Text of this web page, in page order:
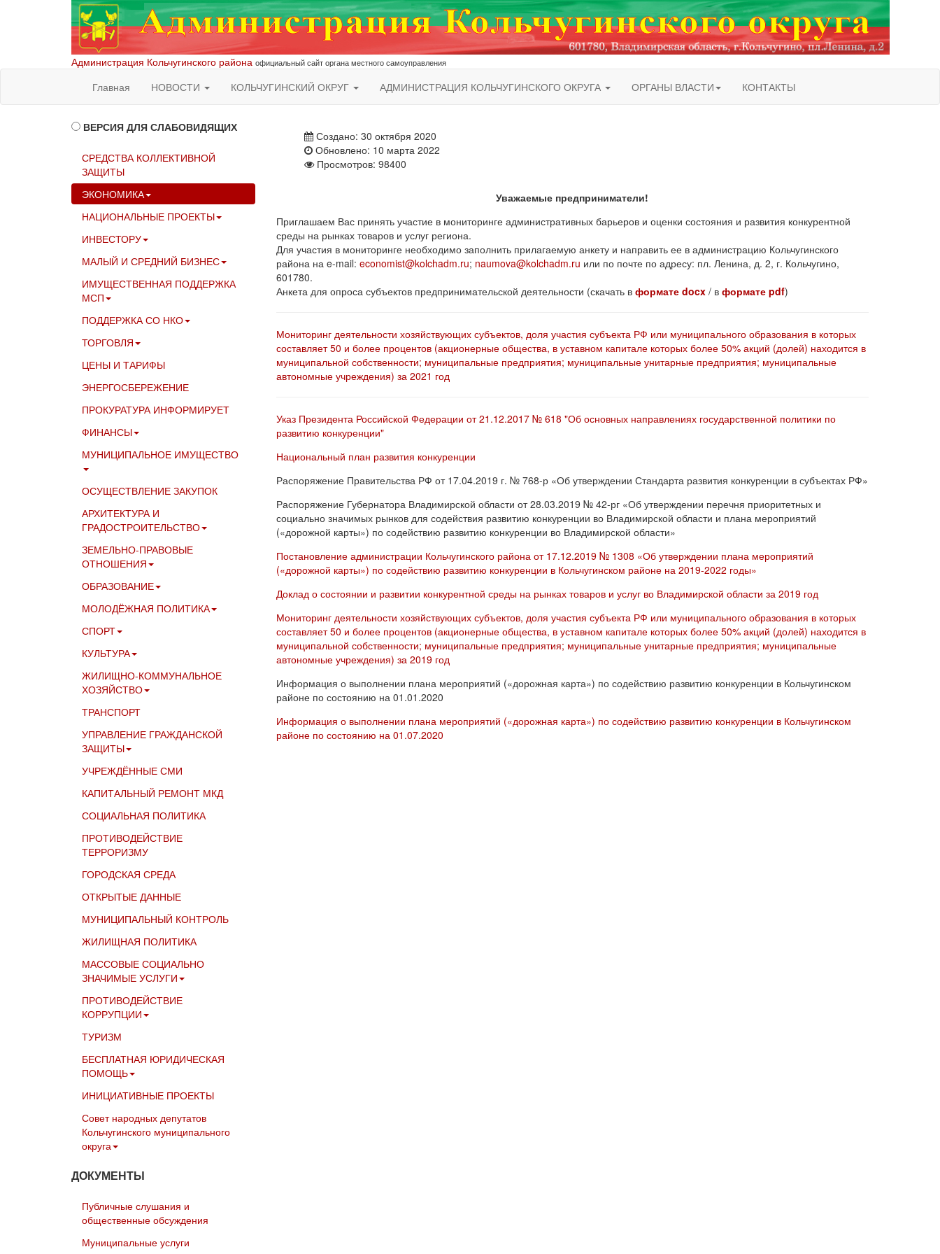
Администрация Кольчугинского района официальный сайт органа местного самоуправления
Главная НОВОСТИ КОЛЬЧУГИНСКИЙ ОКРУГ АДМИНИСТРАЦИЯ КОЛЬЧУГИНСКОГО ОКРУГА ОРГАНЫ ВЛАСТИ КОНТАКТЫ
Создано: 30 октября 2020
Обновлено: 10 марта 2022
Просмотров: 98400
Уважаемые предприниматели!
Приглашаем Вас принять участие в мониторинге административных барьеров и оценки состояния и развития конкурентной
среды на рынках товаров и услуг региона.
Для участия в мониторинге необходимо заполнить прилагаемую анкету и направить ее в администрацию Кольчугинского
района на e-mail: economist@kolchadm.ru; naumova@kolchadm.ru или по почте по адресу: пл. Ленина, д. 2, г. Кольчугино,
601780.
Анкета для опроса субъектов предпринимательской деятельности (скачать в формате docx/ в формате pdf)
Мониторинг деятельности хозяйствующих субъектов, доля участия субъекта РФ или муниципального образования в которых
составляет 50 и более процентов (акционерные общества, в уставном капитале которых более 50% акций (долей) находится в
муниципальной собственности; муниципальные предприятия; муниципальные унитарные предприятия; муниципальные
автономные учреждения) за 2021 год
Указ Президента Российской Федерации от 21.12.2017 № 618 "Об основных направлениях государственной политики по
развитию конкуренции"
Национальный план развития конкуренции
Распоряжение Правительства РФ от 17.04.2019 г. № 768-р «Об утверждении Стандарта развития конкуренции в субъектах РФ»
Распоряжение Губернатора Владимирской области от 28.03.2019 № 42-рг «Об утверждении перечня приоритетных и
социально значимых рынков для содействия развитию конкуренции во Владимирской области и плана мероприятий
(«дорожной карты») по содействию развитию конкуренции во Владимирской области»
Постановление администрации Кольчугинского района от 17.12.2019 № 1308 «Об утверждении плана мероприятий
(«дорожной карты») по содействию развитию конкуренции в Кольчугинском районе на 2019-2022 годы»
Доклад о состоянии и развитии конкурентной среды на рынках товаров и услуг во Владимирской области за 2019 год
Мониторинг деятельности хозяйствующих субъектов, доля участия субъекта РФ или муниципального образования в которых
составляет 50 и более процентов (акционерные общества, в уставном капитале которых более 50% акций (долей) находится в
муниципальной собственности; муниципальные предприятия; муниципальные унитарные предприятия; муниципальные
автономные учреждения) за 2019 год
Информация о выполнении плана мероприятий («дорожная карта») по содействию развитию конкуренции в Кольчугинском
районе по состоянию на 01.01.2020
Информация о выполнении плана мероприятий («дорожная карта») по содействию развитию конкуренции в Кольчугинском
районе по состоянию на 01.07.2020
ВЕРСИЯ ДЛЯ СЛАБОВИДЯЩИХ
СРЕДСТВА КОЛЛЕКТИВНОЙ
ЗАЩИТЫ
ЭКОНОМИКА
НАЦИОНАЛЬНЫЕ ПРОЕКТЫ
ИНВЕСТОРУ
МАЛЫЙ И СРЕДНИЙ БИЗНЕС
ИМУЩЕСТВЕННАЯ ПОДДЕРЖКА
МСП
ПОДДЕРЖКА СО НКО
ТОРГОВЛЯ
ЦЕНЫ И ТАРИФЫ
ЭНЕРГОСБЕРЕЖЕНИЕ
ПРОКУРАТУРА ИНФОРМИРУЕТ
ФИНАНСЫ
МУНИЦИПАЛЬНОЕ ИМУЩЕСТВО
ОСУЩЕСТВЛЕНИЕ ЗАКУПОК
АРХИТЕКТУРА И
ГРАДОСТРОИТЕЛЬСТВО
ЗЕМЕЛЬНО-ПРАВОВЫЕ
ОТНОШЕНИЯ
ОБРАЗОВАНИЕ
МОЛОДЁЖНАЯ ПОЛИТИКА
СПОРТ
КУЛЬТУРА
ЖИЛИЩНО-КОММУНАЛЬНОЕ
ХОЗЯЙСТВО
ТРАНСПОРТ
УПРАВЛЕНИЕ ГРАЖДАНСКОЙ
ЗАЩИТЫ
УЧРЕЖДЁННЫЕ СМИ
КАПИТАЛЬНЫЙ РЕМОНТ МКД
СОЦИАЛЬНАЯ ПОЛИТИКА
ПРОТИВОДЕЙСТВИЕ
ТЕРРОРИЗМУ
ГОРОДСКАЯ СРЕДА
ОТКРЫТЫЕ ДАННЫЕ
МУНИЦИПАЛЬНЫЙ КОНТРОЛЬ
ЖИЛИЩНАЯ ПОЛИТИКА
МАССОВЫЕ СОЦИАЛЬНО
ЗНАЧИМЫЕ УСЛУГИ
ПРОТИВОДЕЙСТВИЕ
КОРРУПЦИИ
ТУРИЗМ
БЕСПЛАТНАЯ ЮРИДИЧЕСКАЯ
ПОМОЩЬ
ИНИЦИАТИВНЫЕ ПРОЕКТЫ
Совет народных депутатов
Кольчугинского муниципального
округа
ДОКУМЕНТЫ
Публичные слушания и
общественные обсуждения
Муниципальные услуги